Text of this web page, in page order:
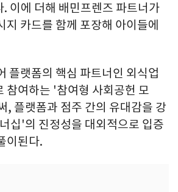
이에 더해 배민프렌즈 파트너가
지 카드를 함께 포장해 아이들에
플랫폼의 핵심 파트너인 외식업
참여하는 '참여형 사회공헌 모
, 플랫폼과 점주 간의 유대감을 강
십'의 진정성을 대외적으로 입증
이된다.